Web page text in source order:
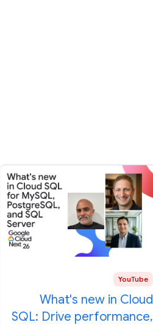
YouTube
What's new in Cloud
SQL: Drive performance,